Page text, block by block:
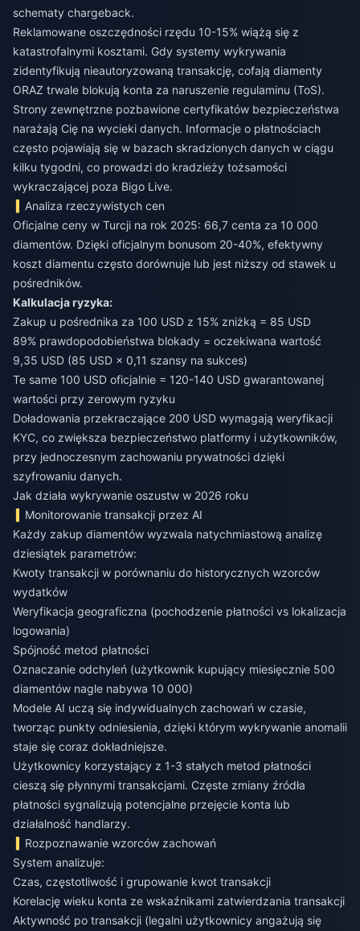
schematy chargeback.
Reklamowane oszczędności rzędu 10-15% wiążą się z
katastrofalnymi kosztami. Gdy systemy wykrywania
zidentyfikują nieautoryzowaną transakcję, cofają diamenty
ORAZ trwale blokują konta za naruszenie regulaminu (ToS).
Strony zewnętrzne pozbawione certyfikatów bezpieczeństwa
narażają Cię na wycieki danych. Informacje o płatnościach
często pojawiają się w bazach skradzionych danych w ciągu
kilku tygodni, co prowadzi do kradzieży tożsamości
wykraczającej poza Bigo Live.
Analiza rzeczywistych cen
Oficjalne ceny w Turcji na rok 2025: 66,7 centa za 10 000
diamentów. Dzięki oficjalnym bonusom 20-40%, efektywny
koszt diamentu często dorównuje lub jest niższy od stawek u
pośredników.
Kalkulacja ryzyka:
Zakup u pośrednika za 100 USD z 15% zniżką = 85 USD
89% prawdopodobieństwa blokady = oczekiwana wartość
9,35 USD (85 USD × 0,11 szansy na sukces)
Te same 100 USD oficjalnie = 120-140 USD gwarantowanej
wartości przy zerowym ryzyku
Doładowania przekraczające 200 USD wymagają weryfikacji
KYC, co zwiększa bezpieczeństwo platformy i użytkowników,
przy jednoczesnym zachowaniu prywatności dzięki
szyfrowaniu danych.
Jak działa wykrywanie oszustw w 2026 roku
Monitorowanie transakcji przez AI
Każdy zakup diamentów wyzwala natychmiastową analizę
dziesiątek parametrów:
Kwoty transakcji w porównaniu do historycznych wzorców
wydatków
Weryfikacja geograficzna (pochodzenie płatności vs lokalizacja
logowania)
Spójność metod płatności
Oznaczanie odchyleń (użytkownik kupujący miesięcznie 500
diamentów nagle nabywa 10 000)
Modele AI uczą się indywidualnych zachowań w czasie,
tworząc punkty odniesienia, dzięki którym wykrywanie anomalii
staje się coraz dokładniejsze.
Użytkownicy korzystający z 1-3 stałych metod płatności
cieszą się płynnymi transakcjami. Częste zmiany źródła
płatności sygnalizują potencjalne przejęcie konta lub
działalność handlarzy.
Rozpoznawanie wzorców zachowań
System analizuje:
Czas, częstotliwość i grupowanie kwot transakcji
Korelację wieku konta ze wskaźnikami zatwierdzania transakcji
Aktywność po transakcji (legalni użytkownicy angażują się